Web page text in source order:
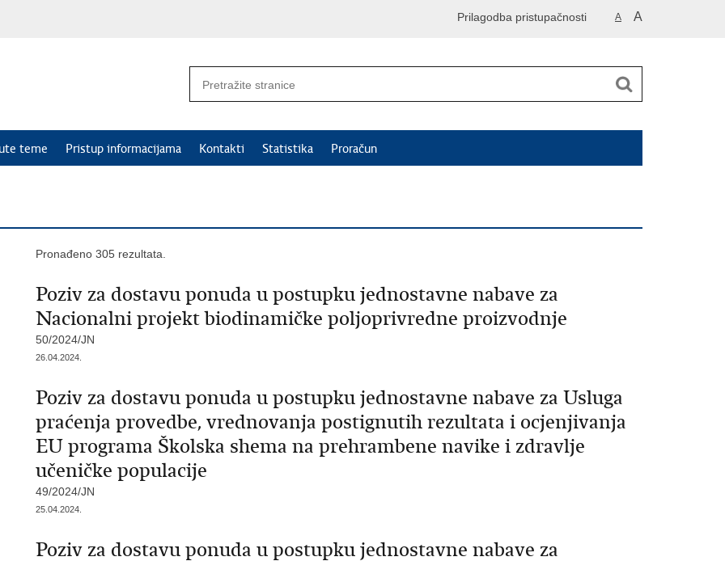
A A
Prilagodba pristupačnosti
teme Pristup informacijama Kontakti Statistika Proračun
Pronađeno 305 rezultata.
Poziv za dostavu ponuda u postupku jednostavne nabave za
Nacionalni projekt biodinamičke poljoprivredne proizvodnje
50/2024/JN
26.04.2024.
Poziv za dostavu ponuda u postupku jednostavne nabave za Usluga
praćenja provedbe, vrednovanja postignutih rezultata i ocjenjivanja
EU programa Školska shema na prehrambene navike i zdravlje
učeničke populacije
49/2024/JN
25.04.2024.
Poziv za dostavu ponuda u postupku jednostavne nabave za